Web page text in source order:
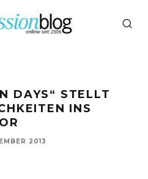
DAYS“ STELLT
INS
2013